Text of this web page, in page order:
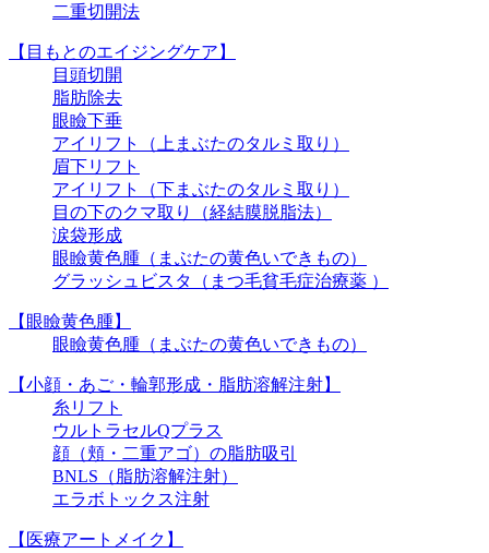
二重切開法
【目もとのエイジングケア】
目頭切開
脂肪除去
眼瞼下垂
アイリフト（上まぶたのタルミ取り）
眉下リフト
アイリフト（下まぶたのタルミ取り）
目の下のクマ取り（経結膜脱脂法）
涙袋形成
眼瞼黄色腫（まぶたの黄色いできもの）
グラッシュビスタ（まつ毛貧毛症治療薬 ）
【眼瞼黄色腫】
眼瞼黄色腫（まぶたの黄色いできもの）
【小顔・あご・輪郭形成・脂肪溶解注射】
糸リフト
ウルトラセルQプラス
顔（頬・二重アゴ）の脂肪吸引
BNLS（脂肪溶解注射）
エラボトックス注射
【医療アートメイク】